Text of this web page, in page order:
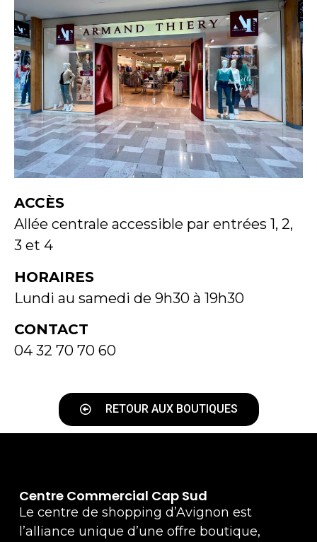
ACCÈS
Allée centrale accessible par entrées 1, 2,
3 et 4
HORAIRES
Lundi au samedi de 9h30 à 19h30
CONTACT
04 32 70 70 60
RETOUR AUX BOUTIQUES
Centre Commercial Cap Sud
Le centre de shopping d’Avignon est
l’alliance unique d’une offre boutique,